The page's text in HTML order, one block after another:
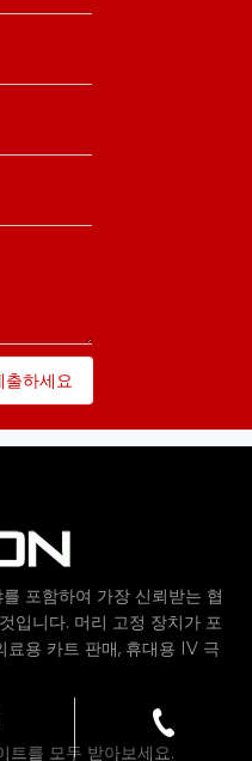
하세요
포함하여 가장 신뢰받는 협
입니다. 머리 고정 장치가 포
료용 카트 판매, 휴대용 IV 극
트를 모두 받아보세요.